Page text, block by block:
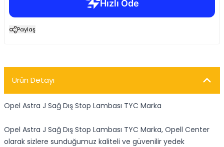
Paylaş
Ürün Detayı
Opel Astra J Sağ Dış Stop Lambası TYC Marka
Opel Astra J Sağ Dış Stop Lambası TYC Marka, Opell Center
olarak sizlere sunduğumuz kaliteli ve güvenilir yedek